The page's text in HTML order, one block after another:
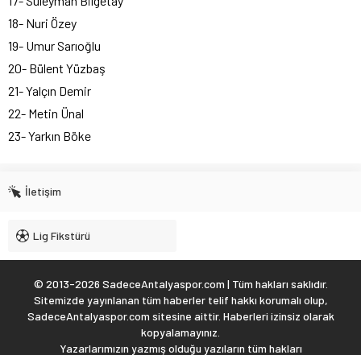
18- Nuri Özey
19- Umur Sarıoğlu
20- Bülent Yüzbaş
21- Yalçın Demir
22- Metin Ünal
23- Yarkın Böke
İletişim
Lig Fikstürü
© 2013-2026 SadeceAntalyaspor.com | Tüm hakları saklıdır.
Sitemizde yayınlanan tüm haberler telif hakkı korumalı olup,
SadeceAntalyaspor.com sitesine aittir. Haberleri izinsiz olarak
kopyalamayınız.
Yazarlarımızın yazmış olduğu yazıların tüm hakları